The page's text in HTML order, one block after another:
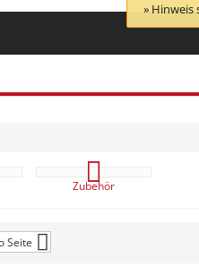
» Hinweis
Zubehör
Seite